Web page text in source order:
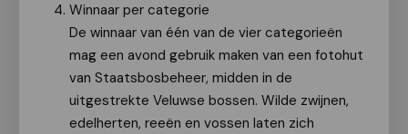
Winnaar per categorie
De winnaar van één van de vier categorieën
mag een avond gebruik maken van een fotohut
van Staatsbosbeheer, midden in de
uitgestrekte Veluwse bossen. Wilde zwijnen,
edelherten, reeën en vossen laten zich